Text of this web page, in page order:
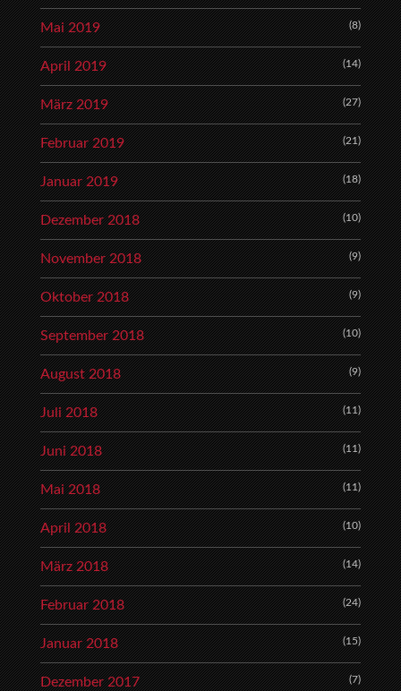
Mai 2019 (8)
April 2019 (14)
März 2019 (27)
Februar 2019 (21)
Januar 2019 (18)
Dezember 2018 (10)
November 2018 (9)
Oktober 2018 (9)
September 2018 (10)
August 2018 (9)
Juli 2018 (11)
Juni 2018 (11)
Mai 2018 (11)
April 2018 (10)
März 2018 (14)
Februar 2018 (24)
Januar 2018 (15)
Dezember 2017 (7)